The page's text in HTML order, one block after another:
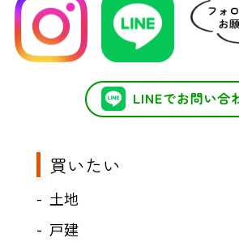
買いたい
土地
戸建